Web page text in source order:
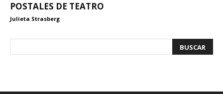
POSTALES DE TEATRO
Julieta Strasberg